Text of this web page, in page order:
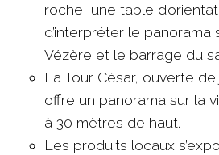
roche, une table
d’interpréter le
Vézère et le barrage du
La Tour César, ouverte
offre un panorama sur la
à 30 mètres de haut.
Les produits locaux